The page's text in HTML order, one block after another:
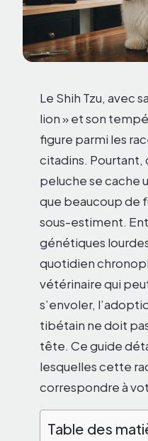
Le Shih Tzu, avec
lion » et son
figure parmi les
citadins. Pourtant,
peluche se cache
que beaucoup de
sous-estiment.
génétiques
quotidien
vétérinaire qui
s’envoler,
tibétain ne doit
tête. Ce guide
lesquelles cette
correspondre à
Table des